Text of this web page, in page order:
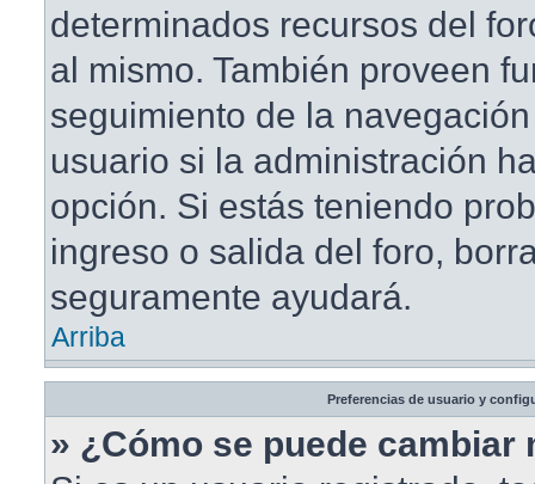
determinados recursos del
al mismo. También proveen
seguimiento de la
usuario si la administración
opción. Si estás teniendo
ingreso o salida del foro,
seguramente ayudará.
Arriba
Preferencias de usuario y
» ¿Cómo se puede